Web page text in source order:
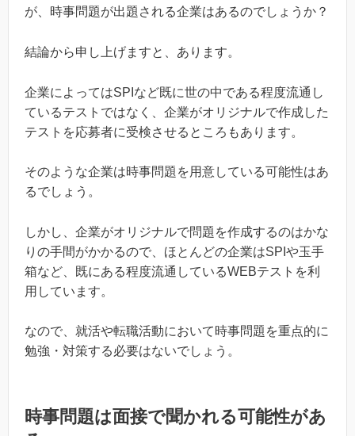
が、時事問題が出題される企業はあるのでしょうか？
結論から申し上げますと、あります。
企業によってはSPIなど既に世の中である程度流通し
ているテストではなく、企業がオリジナルで作成した
テストを応募者に受検させるところもあります。
そのような企業は時事問題を用意している可能性はあ
るでしょう。
しかし、企業がオリジナルで問題を作成するのはかな
りの手間がかかるので、ほとんどの企業はSPIや玉手
箱など、既にある程度流通しているWEBテストを利
用しています。
なので、就活や転職活動において時事問題を重点的に
勉強・対策する必要はないでしょう。
時事問題は面接で聞かれる可能性があ